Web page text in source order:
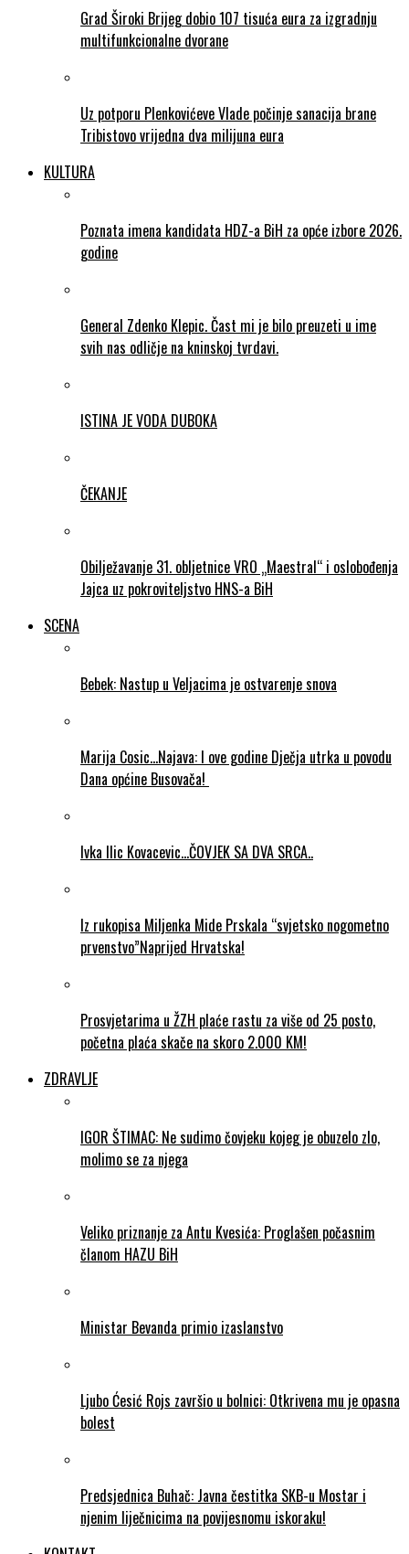
Grad Široki Brijeg dobio 107 tisuća eura za izgradnju
multifunkcionalne dvorane
Uz potporu Plenkovićeve Vlade počinje sanacija brane
Tribistovo vrijedna dva milijuna eura
KULTURA
Poznata imena kandidata HDZ-a BiH za opće izbore 2026.
godine
General Zdenko Klepic. Čast mi je bilo preuzeti u ime
svih nas odličje na kninskoj tvrdavi.
ISTINA JE VODA DUBOKA
ČEKANJE
Obilježavanje 31. obljetnice VRO „Maestral“ i oslobođenja
Jajca uz pokroviteljstvo HNS-a BiH
SCENA
Bebek: Nastup u Veljacima je ostvarenje snova
Marija Cosic…Najava: I ove godine Dječja utrka u povodu
Dana općine Busovača!
Ivka Ilic Kovacevic…ČOVJEK SA DVA SRCA..
Iz rukopisa Miljenka Mide Prskala “svjetsko nogometno
prvenstvo”Naprijed Hrvatska!
Prosvjetarima u ŽZH plaće rastu za više od 25 posto,
početna plaća skače na skoro 2.000 KM!
ZDRAVLJE
IGOR ŠTIMAC: Ne sudimo čovjeku kojeg je obuzelo zlo,
molimo se za njega
Veliko priznanje za Antu Kvesića: Proglašen počasnim
članom HAZU BiH
Ministar Bevanda primio izaslanstvo
Ljubo Ćesić Rojs završio u bolnici: Otkrivena mu je opasna
bolest
Predsjednica Buhač: Javna čestitka SKB-u Mostar i
njenim liječnicima na povijesnomu iskoraku!